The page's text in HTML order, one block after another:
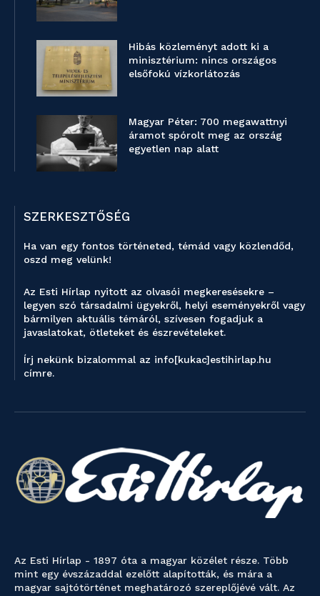
Hibás közleményt adott ki a
minisztérium: nincs országos
elsőfokú vízkorlátozás
Magyar Péter: 700 megawattnyi
áramot spórolt meg az ország
egyetlen nap alatt
SZERKESZTŐSÉG
Ha van egy fontos történeted, témád vagy közlendőd,
oszd meg velünk!
Az Esti Hírlap nyitott az olvasói megkeresésekre –
legyen szó társadalmi ügyekről, helyi eseményekről vagy
bármilyen aktuális témáról, szívesen fogadjuk a
javaslatokat, ötleteket és észrevételeket.
Írj nekünk bizalommal az info[kukac]estihirlap.hu
címre.
Az Esti Hírlap - 1897 óta a magyar közélet része. Több
mint egy évszázaddal ezelőtt alapították, és mára a
magyar sajtótörténet meghatározó szereplőjévé vált. Az